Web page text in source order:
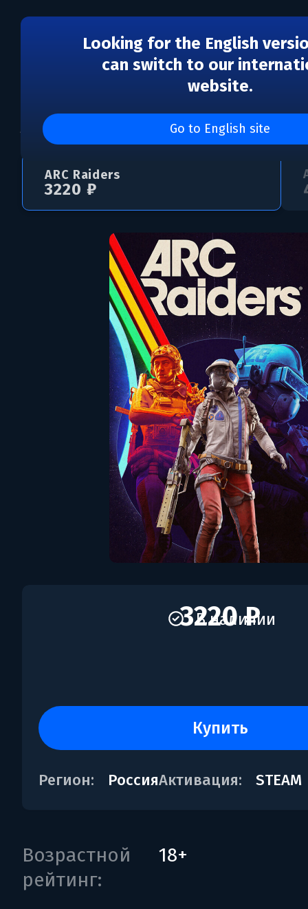
Looking for the English
can switch to our
website.
Go to English site
ARC Raiders
ARC Raiders
3220 ₽
3220 ₽
купить
Регион: РоссияАктивация: STEAM
В наличии
Возрастной
рейтинг:
18+